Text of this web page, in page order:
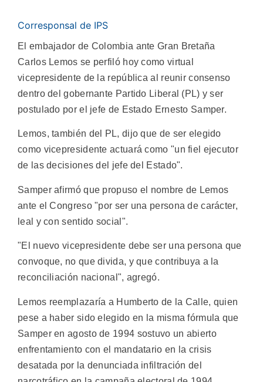
Corresponsal de IPS
El embajador de Colombia ante Gran Bretaña
Carlos Lemos se perfiló hoy como virtual
vicepresidente de la república al reunir consenso
dentro del gobernante Partido Liberal (PL) y ser
postulado por el jefe de Estado Ernesto Samper.
Lemos, también del PL, dijo que de ser elegido
como vicepresidente actuará como "un fiel ejecutor
de las decisiones del jefe del Estado".
Samper afirmó que propuso el nombre de Lemos
ante el Congreso "por ser una persona de carácter,
leal y con sentido social".
"El nuevo vicepresidente debe ser una persona que
convoque, no que divida, y que contribuya a la
reconciliación nacional", agregó.
Lemos reemplazaría a Humberto de la Calle, quien
pese a haber sido elegido en la misma fórmula que
Samper en agosto de 1994 sostuvo un abierto
enfrentamiento con el mandatario en la crisis
desatada por la denunciada infiltración del